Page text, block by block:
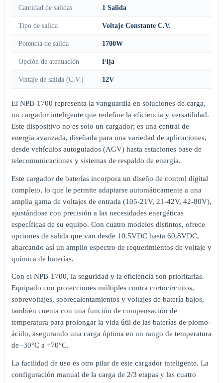
Cantidad de salidas 1 Salida
Tipo de salida Voltaje Constante C.V.
Potencia de salida 1700W
Opción de atenuación Fija
Voltaje de salida (C.V.) 12V
El NPB-1700 representa la vanguardia en soluciones de carga,
un cargador inteligente que redefine la eficiencia y versatilidad.
Este dispositivo no es solo un cargador; es una central de
energía avanzada, diseñada para una variedad de aplicaciones,
desde vehículos autoguiados (AGV) hasta estaciones base de
telecomunicaciones y sistemas de respaldo de energía.
Este cargador de baterías incorpora un diseño de control digital
completo, lo que le permite adaptarse automáticamente a una
amplia gama de voltajes de entrada (105-21V, 21-42V, 42-80V),
ajustándose con precisión a las necesidades energéticas
específicas de su equipo. Con cuatro modelos distintos, ofrece
opciones de salida que van desde 10.5VDC hasta 60.8VDC,
abarcando así un amplio espectro de requerimientos de voltaje y
química de baterías.
Con el NPB-1700, la seguridad y la eficiencia son prioritarias.
Equipado con protecciones múltiples contra cortocircuitos,
sobrevoltajes, sobrecalentamientos y voltajes de batería bajos,
también cuenta con una función de compensación de
temperatura para prolongar la vida útil de las baterías de plomo-
ácido, asegurando una carga óptima en un rango de temperatura
de -30°C a +70°C.
La facilidad de uso es otro pilar de este cargador inteligente. La
configuración manual de la carga de 2/3 etapas y las cuatro